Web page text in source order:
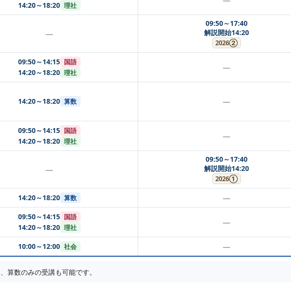
14:20～18:20 理社
—
09:50～17:40
解説開始14:20
2026②
09:50～14:15 国語
14:20～18:20 理社
—
14:20～18:20 算数 —
09:50～14:15 国語
14:20～18:20 理社 —
—
09:50～17:40
解説開始14:20
2026①
14:20～18:20 算数
—
09:50～14:15 国語
14:20～18:20 理社
—
10:00～12:00 社会 —
算数のみの受講も可能です。